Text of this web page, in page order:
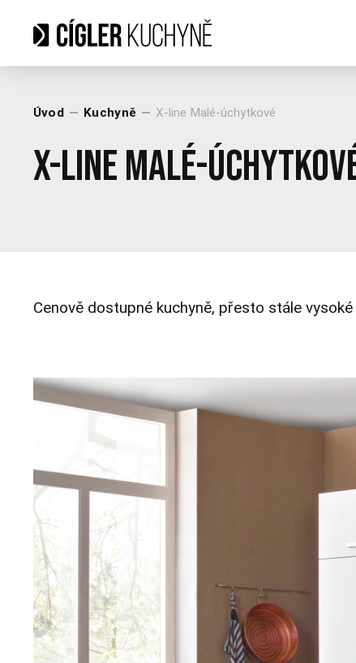
Úvod Kuchyně X-line Malé-úchytkové
X-line Malé-
Cenově dostupné kuchyně, přesto stále